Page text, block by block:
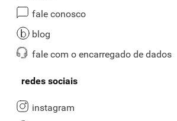
vegetais, carne moída vegana e frango
preparação de pratos criativos e variados, do
sem colesterol e com boa dose de
versões defumadas e nos cortes de frango
inovar seu cardápio de maneira fácil.
Descubra a linha completa de produtos
da inovação plant-based! Aproveite para
fale conosco
blog
fale com o encarregado de dados
redes sociais
instagram